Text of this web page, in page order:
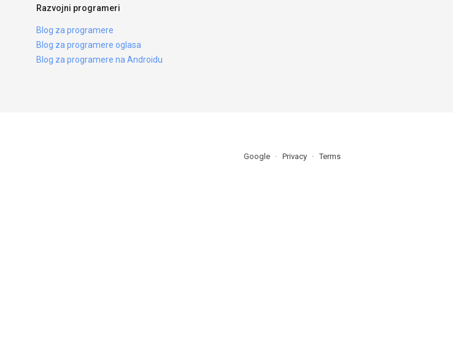
Razvojni programeri
Blog za programere
Blog za programere oglasa
Blog za programere na Androidu
Google Privacy Terms